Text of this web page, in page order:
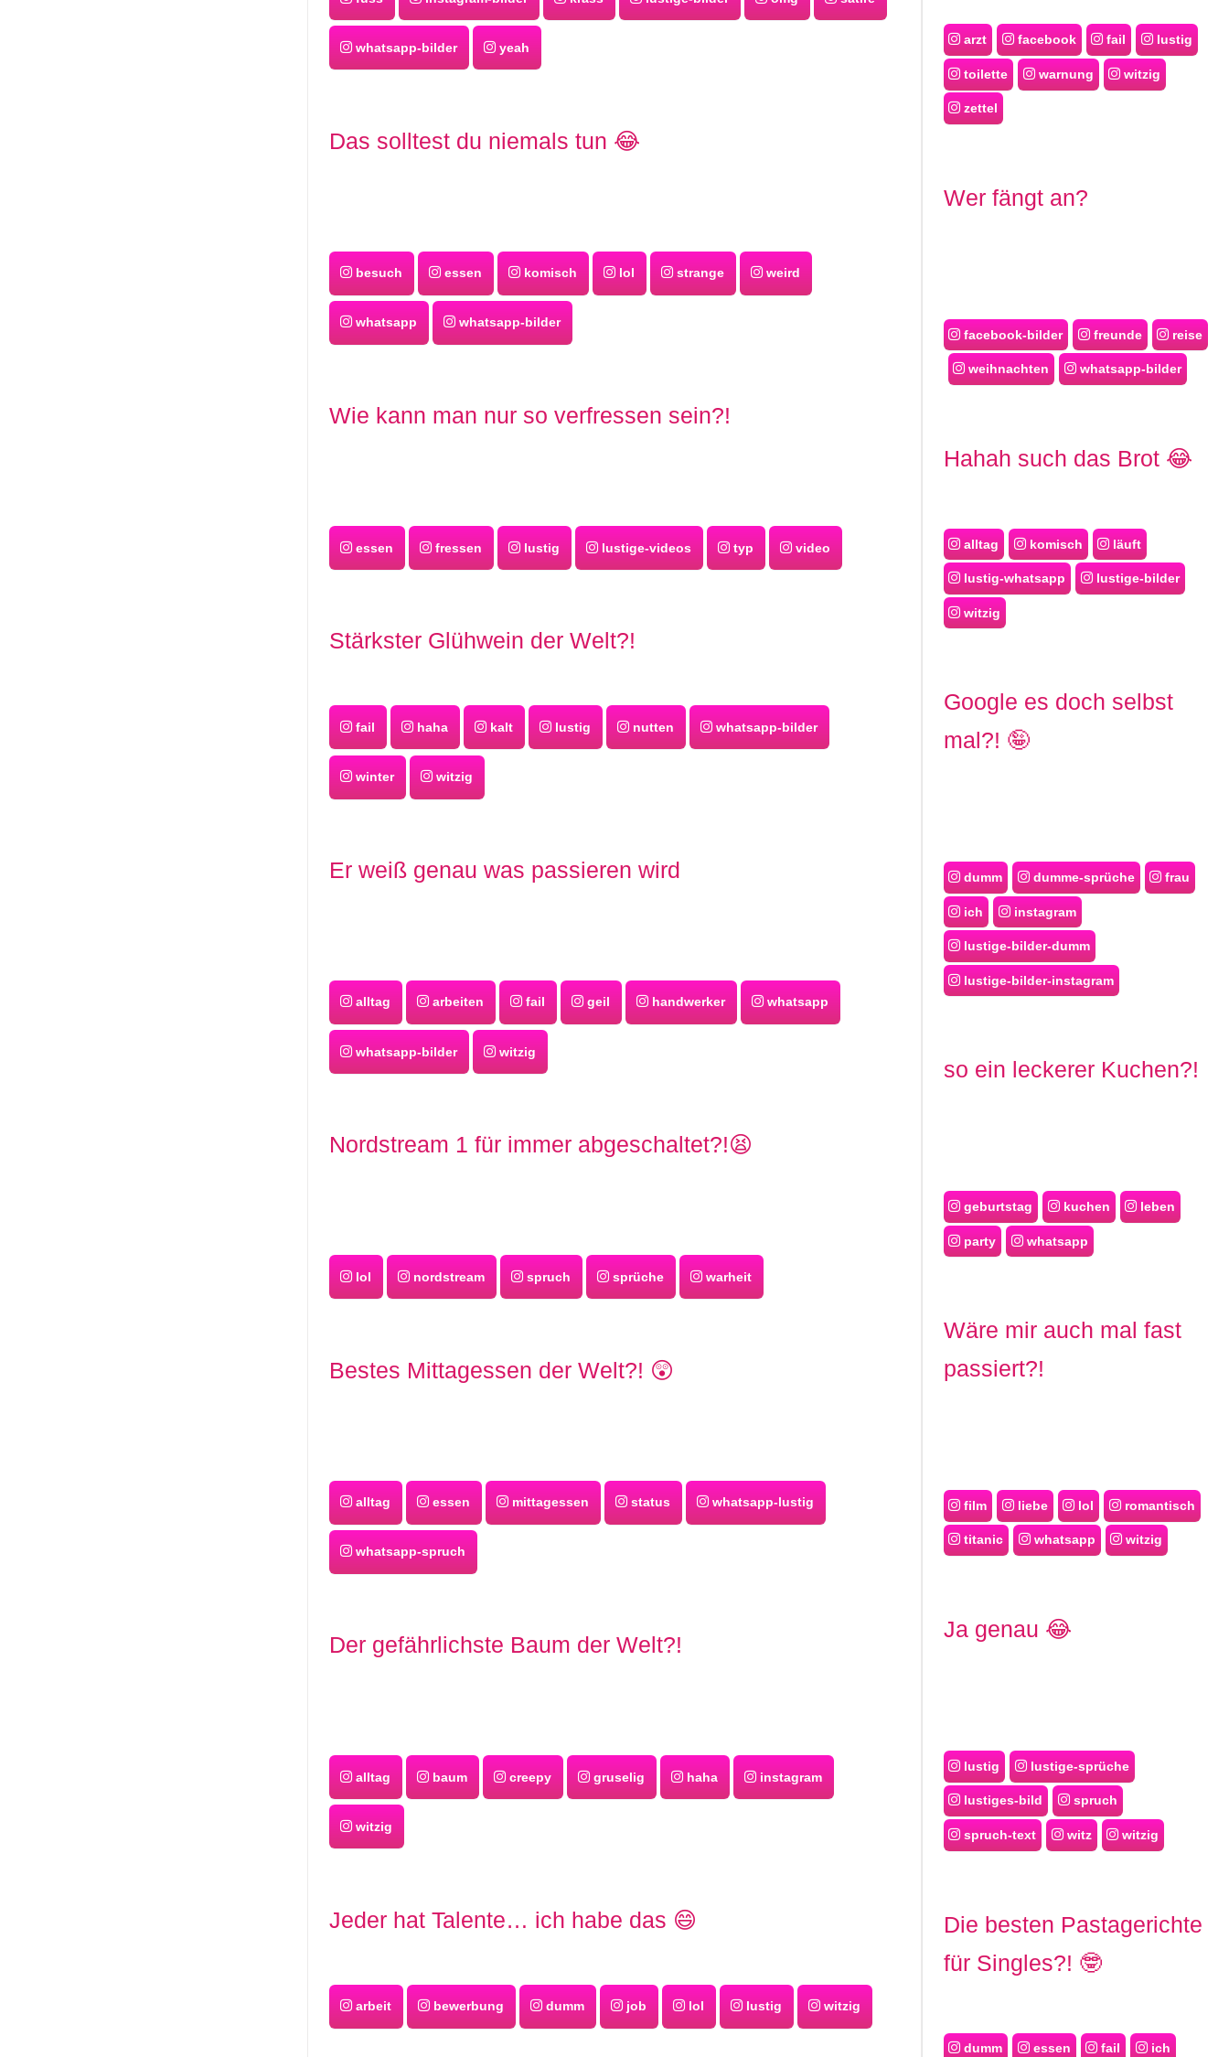
whatsapp-bilder yeah
Das solltest du niemals tun 😂
besuch essen komisch lol strange weird
whatsapp whatsapp-bilder
Wie kann man nur so verfressen sein?!
essen fressen lustig lustige-videos typ video
Stärkster Glühwein der Welt?!
fail haha kalt lustig nutten whatsapp-bilder
winter witzig
Er weiß genau was passieren wird
alltag arbeiten fail geil handwerker whatsapp
whatsapp-bilder witzig
Nordstream 1 für immer abgeschaltet?!😫
lol nordstream spruch sprüche warheit
Bestes Mittagessen der Welt?! 😲
alltag essen mittagessen status whatsapp-lustig
whatsapp-spruch
Der gefährlichste Baum der Welt?!
alltag baum creepy gruselig haha instagram
witzig
Jeder hat Talente… ich habe das 😄
arbeit bewerbung dumm job lol lustig witzig
arzt facebook fail lustig
toilette warnung witzig
zettel
Wer fängt an?
facebook-bilder freunde reise
weihnachten whatsapp-bilder
Hahah such das Brot 😂
alltag komisch läuft
lustig-whatsapp lustige-bilder
witzig
Google es doch selbst
mal?! 🤪
dumm dumme-sprüche frau
ich instagram
lustige-bilder-dumm
lustige-bilder-instagram
so ein leckerer Kuchen?!
geburtstag kuchen leben
party whatsapp
Wäre mir auch mal fast
passiert?!
film liebe lol romantisch
titanic whatsapp witzig
Ja genau 😂
lustig lustige-sprüche
lustiges-bild spruch
spruch-text witz witzig
Die besten Pastagerichte
für Singles?! 🤓
dumm essen fail ich